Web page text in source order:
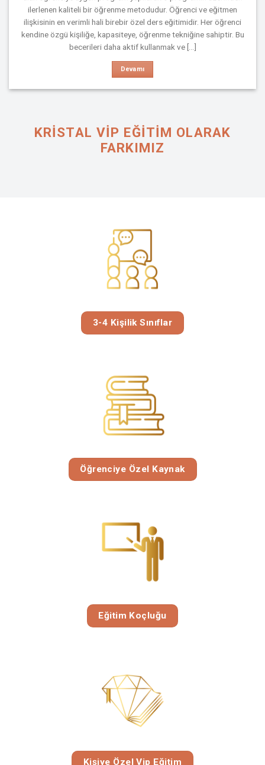
ilerlenen kaliteli bir öğrenme metodudur. Öğrenci ve eğitmen
ilişkisinin en verimli hali birebir özel ders eğitimidir. Her öğrenci
kendine özgü kişiliğe, kapasiteye, öğrenme tekniğine sahiptir. Bu
becerileri daha aktif kullanmak ve [...]
Devamı
KRISTAL VIP EĞİTİM OLARAK
FARKIMIZ
3-4 Kişilik Sınıflar
Öğrenciye Özel Kaynak
Eğitim Koçluğu
Kişiye Özel Vip Eğitim